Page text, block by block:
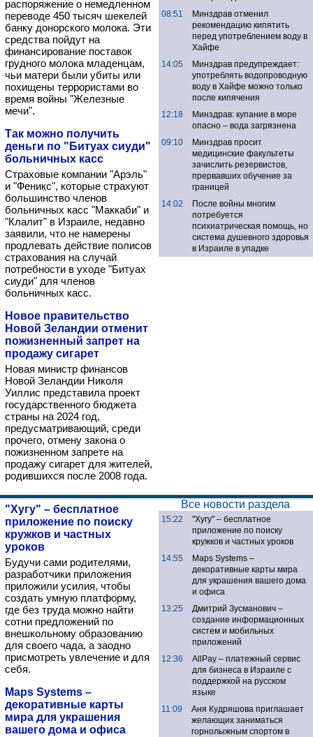
распоряжение о немедленном
переводе 450 тысяч шекелей
банку донорского молока. Эти
средства пойдут на
финансирование поставок
грудного молока младенцам,
чьи матери были убиты или
похищены террористами во
время войны "Железные
мечи".
Так можно получить
деньги по "Битуах сиуди"
больничных касс
Страховые компании "Арэль"
и "Феникс", которые страхуют
большинство членов
больничных касс "Маккаби" и
"Клалит" в Израиле, недавно
заявили, что не намерены
продлевать действие полисов
страхования на случай
потребности в уходе "Битуах
сиуди" для членов
больничных касс.
Новое правительство
Новой Зеландии отменит
пожизненный запрет на
продажу сигарет
Новая министр финансов
Новой Зеландии Николя
Уиллис представила проект
государственного бюджета
страны на 2024 год,
предусматривающий, среди
прочего, отмену закона о
пожизненном запрете на
продажу сигарет для жителей,
родившихся после 2008 года.
08:51
Минздрав отменил
рекомендацию кипятить
перед употреблением воду в
Хайфе
14:05
Минздрав предупреждает:
употреблять водопроводную
воду в Хайфе можно только
после кипячения
12:18
Минздрав: купание в море
опасно – вода загрязнена
09:10
Минздрав просит
медицинские факультеты
зачислить резервистов,
прервавших обучение за
границей
14:02
После войны многим
потребуется
психиатрическая помощь, но
система душевного здоровья
в Израиле в упадке
"Хугу" – бесплатное
приложение по поиску
кружков и частных
уроков
Будучи сами родителями,
разработчики приложения
приложили усилия, чтобы
создать умную платформу,
где без труда можно найти
сотни предложений по
внешкольному образованию
для своего чада, а заодно
присмотреть увлечение и для
себя.
Maps Systems –
декоративные карты
мира для украшения
вашего дома и офиса
Все новости раздела
15:22
"Хугу" – бесплатное
приложение по поиску
кружков и частных уроков
14:55
Maps Systems –
декоративные карты мира
для украшения вашего дома
и офиса
13:25
Дмитрий Зусманович –
создание информационных
систем и мобильных
приложений
12:36
AllPay – платежный сервис
для бизнеса в Израиле с
поддержкой на русском
языке
11:09
Аня Кудряшова приглашает
желающих заниматься
горнолыжным спортом в